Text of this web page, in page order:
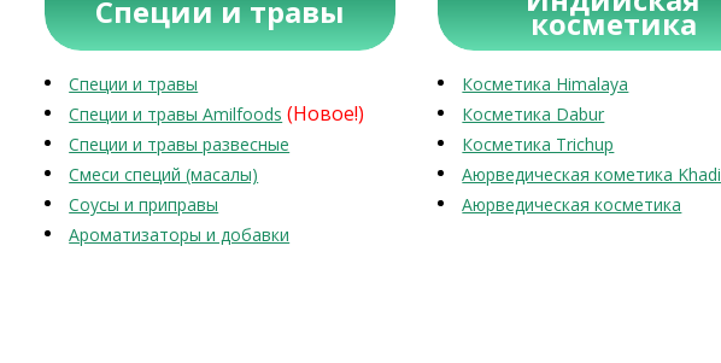
Специи и травы
Специи и травы
Специи и травы Amilfoods (Новое!)
Специи и травы развесные
Смеси специй (масалы)
Соусы и приправы
Ароматизаторы и добавки
косметика
Косметика Himalaya
Косметика Dabur
Косметика Trichup
Аюрведическая кометика Khadi
Аюрведическая косметика